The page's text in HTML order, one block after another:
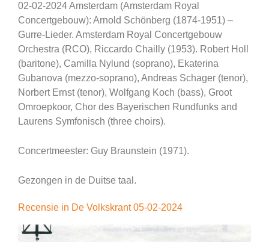
02-02-2024 Amsterdam (Amsterdam Royal
Concertgebouw): Arnold Schönberg (1874-1951) –
Gurre-Lieder. Amsterdam Royal Concertgebouw
Orchestra (RCO), Riccardo Chailly (1953). Robert Holl
(baritone), Camilla Nylund (soprano), Ekaterina
Gubanova (mezzo-soprano), Andreas Schager (tenor),
Norbert Ernst (tenor), Wolfgang Koch (bass), Groot
Omroepkoor, Chor des Bayerischen Rundfunks and
Laurens Symfonisch (three choirs).
Concertmeester: Guy Braunstein (1971).
Gezongen in de Duitse taal.
Recensie in De Volkskrant 05-02-2024